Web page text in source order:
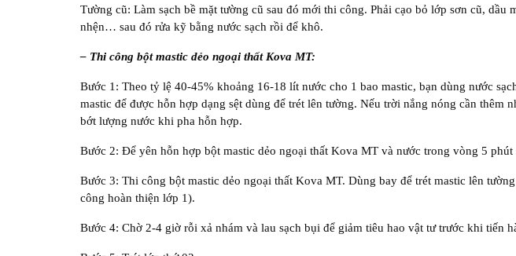
Tường cũ: Làm sạch bề mặt tường cũ sau đó mới thi công. Phải cạo bỏ lớp sơn cũ, dầu
nhện… sau đó rửa kỹ bằng nước sạch rồi để khô.
– Thi công bột mastic dẻo ngoại thất Kova MT:
Bước 1: Theo tỷ lệ 40-45% khoảng 16-18 lít nước cho 1 bao mastic, bạn dùng nước
mastic để được hỗn hợp dạng sệt dùng để trét lên tường. Nếu trời nắng nóng cần thêm
bớt lượng nước khi pha hỗn hợp.
Bước 2: Để yên hỗn hợp bột mastic dẻo ngoại thất Kova MT và nước trong vòng 5 phút
Bước 3: Thi công bột mastic dẻo ngoại thất Kova MT. Dùng bay để trét mastic lên
công hoàn thiện lớp 1).
Bước 4: Chờ 2-4 giờ rỗi xả nhám và lau sạch bụi để giảm tiêu hao vật tư trước khi tiến